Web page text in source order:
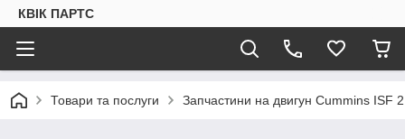
КВІК ПАРТС
Товари та послуги Запчастини на двигун Cummins ISF